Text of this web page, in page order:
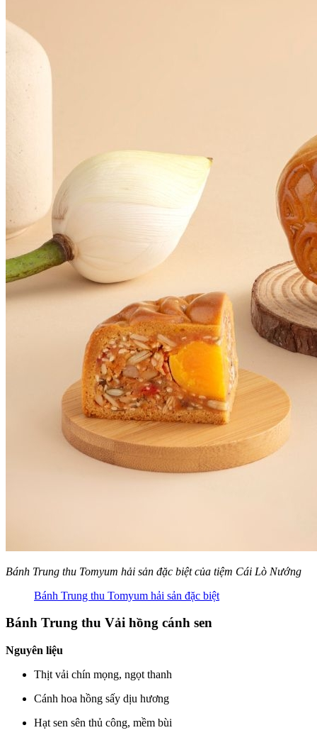
Bánh Trung thu Tomyum hải sản đặc biệt của tiệm Cái Lò Nướng
Bánh Trung thu Tomyum hải sản đặc biệt
Bánh Trung thu Vải hồng cánh sen
Nguyên liệu
Thịt vải chín mọng, ngọt thanh
Cánh hoa hồng sấy dịu hương
Hạt sen sên thủ công, mềm bùi